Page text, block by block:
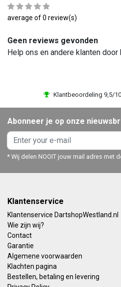
average of 0 review(s)
Geen reviews gevonden
Help ons en andere klanten
Klantbeoordeling 9,5/10
Abonneer je op onze
* Wij delen NOOIT jouw mail adres met
Klantenservice
Klantenservice DartshopWestland.nl
Wie zijn wij?
Contact
Garantie
Algemene voorwaarden
Klachten pagina
Bestellen, betaling en levering